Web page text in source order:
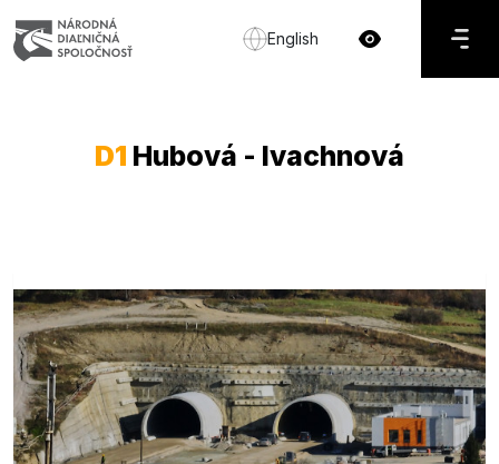
English
D1 Hubová - Ivachnová